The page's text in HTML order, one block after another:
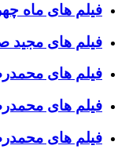
فیلم های ماه
فیلم های مجید
فیلم های
فیلم های
فیلم های